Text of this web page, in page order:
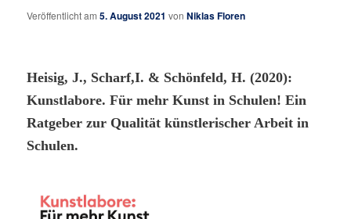
Veröffentlicht am5. August 2021 vonNiklas Floren
Heisig, J., Scharf,I. & Schönfeld, H. (2020):
Kunstlabore. Für mehr Kunst in Schulen! Ein
Ratgeber zur Qualität künstlerischer Arbeit in
Schulen.